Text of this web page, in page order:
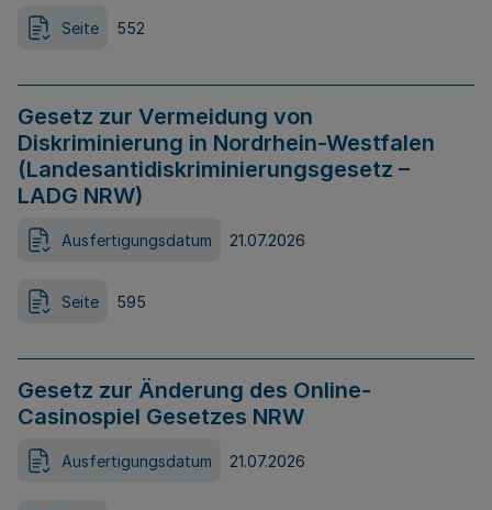
Seite 552
Gesetz zur Vermeidung von
Diskriminierung in Nordrhein-Westfalen
(Landesantidiskriminierungsgesetz –
LADG NRW)
Ausfertigungsdatum 21.07.2026
Seite 595
Gesetz zur Änderung des Online-
Casinospiel Gesetzes NRW
Ausfertigungsdatum 21.07.2026